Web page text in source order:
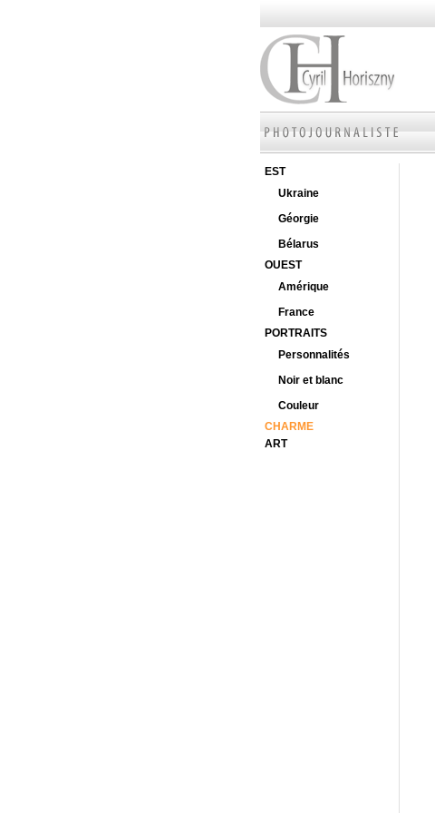
EST
Ukraine
Géorgie
Bélarus
OUEST
Amérique
France
PORTRAITS
Personnalités
Noir et blanc
Couleur
CHARME
ART